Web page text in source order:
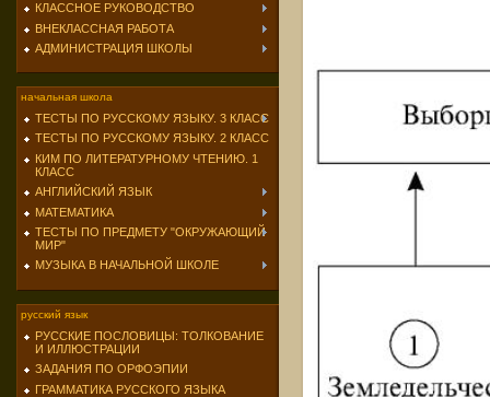
КЛАССНОЕ РУКОВОДСТВО
ВНЕКЛАССНАЯ РАБОТА
АДМИНИСТРАЦИЯ ШКОЛЫ
начальная школа
ТЕСТЫ ПО РУССКОМУ ЯЗЫКУ. 3 КЛАСС
ТЕСТЫ ПО РУССКОМУ ЯЗЫКУ. 2 КЛАСС
КИМ ПО ЛИТЕРАТУРНОМУ ЧТЕНИЮ. 1
КЛАСС
АНГЛИЙСКИЙ ЯЗЫК
МАТЕМАТИКА
ТЕСТЫ ПО ПРЕДМЕТУ "ОКРУЖАЮЩИЙ
МИР"
МУЗЫКА В НАЧАЛЬНОЙ ШКОЛЕ
русский язык
РУССКИЕ ПОСЛОВИЦЫ: ТОЛКОВАНИЕ
И ИЛЛЮСТРАЦИИ
ЗАДАНИЯ ПО ОРФОЭПИИ
ГРАММАТИКА РУССКОГО ЯЗЫКА